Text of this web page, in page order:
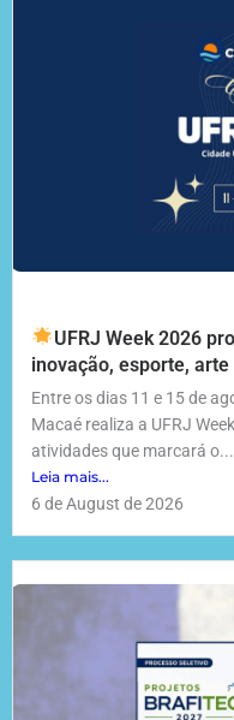
UFRJ Week 2026
inovação, esporte,
Entre os dias 11 e 15 de
Macaé realiza a UFRJ
atividades que marcará o...
Leia mais...
6 de August de 2026